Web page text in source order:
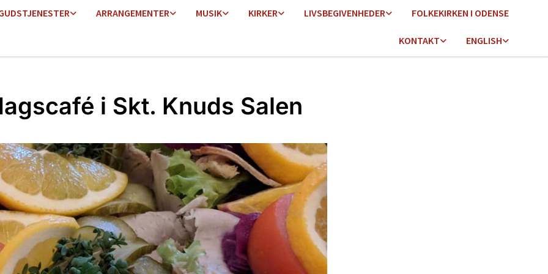
ARRANGEMENTER MUSIK KIRKER LIVSBEGIVENHEDER FOLKEKIRKEN I ODENSE
KONTAKT ENGLISH
i Skt. Knuds Salen